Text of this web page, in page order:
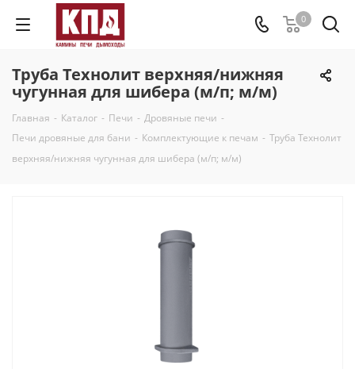
0
Труба Технолит верхняя/нижняя
чугунная для шибера (м/п; м/м)
Главная - Каталог - Печи - Дровяные печи -
Печи дровяные для бани - Комплектующие к печам - Труба Технолит
верхняя/нижняя чугунная для шибера (м/п; м/м)